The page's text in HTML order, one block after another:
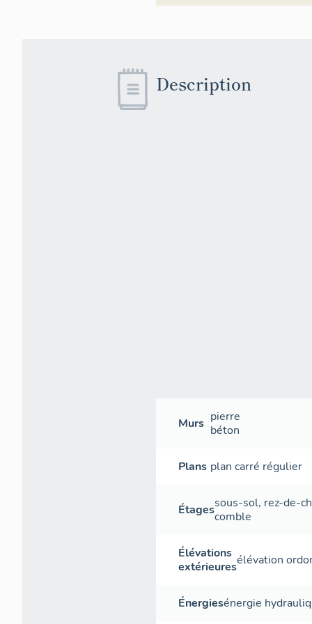
Description
Murs pierre
béton
Plans plan carré régulier
Étagessous-sol, rez-de-
comble
Élévations
extérieuresélévation
Énergiesénergie